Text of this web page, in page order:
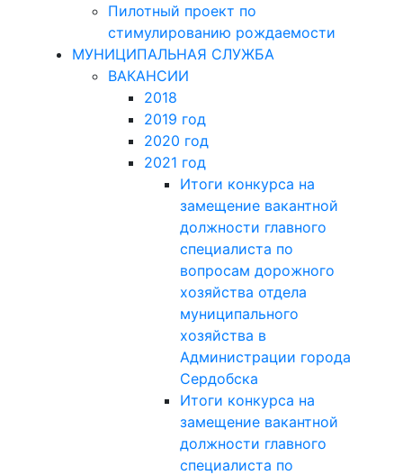
Пилотный проект по
стимулированию рождаемости
МУНИЦИПАЛЬНАЯ СЛУЖБА
ВАКАНСИИ
2018
2019 год
2020 год
2021 год
Итоги конкурса на
замещение вакантной
должности главного
специалиста по
вопросам дорожного
хозяйства отдела
муниципального
хозяйства в
Администрации города
Сердобска
Итоги конкурса на
замещение вакантной
должности главного
специалиста по